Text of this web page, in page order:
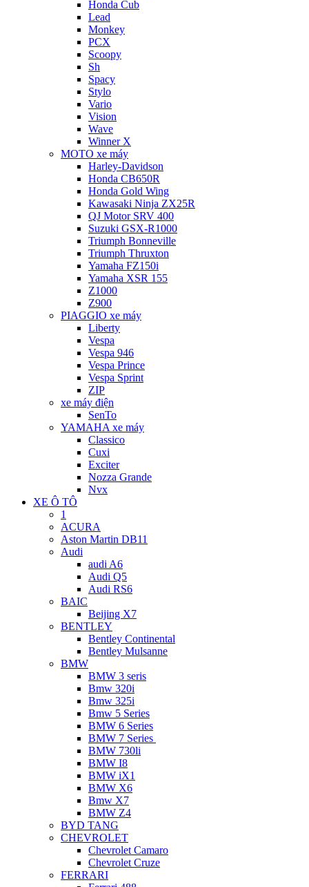
Honda Cub
Lead
Monkey
PCX
Scoopy
Sh
Spacy
Stylo
Vario
Vision
Wave
Winner X
MOTO xe máy
Harley-Davidson
Honda CB650R
Honda Gold Wing
Kawasaki Ninja ZX25R
QJ Motor SRV 400
Suzuki GSX-R1000
Triumph Bonneville
Triumph Thruxton
Yamaha FZ150i
Yamaha XSR 155
Z1000
Z900
PIAGGIO xe máy
Liberty
Vespa
Vespa 946
Vespa Prince
Vespa Sprint
ZIP
xe máy điện
SenTo
YAMAHA xe máy
Classico
Cuxi
Exciter
Nozza Grande
Nvx
XE Ô TÔ
1
ACURA
Aston Martin DB11
Audi
audi A6
Audi Q5
Audi RS6
BAIC
Beijing X7
BENTLEY
Bentley Continental
Bentley Mulsanne
BMW
BMW 3 seris
Bmw 320i
Bmw 325i
Bmw 5 Series
BMW 6 Series
BMW 7 Series
BMW 730li
BMW I8
BMW iX1
BMW X6
Bmw X7
BMW Z4
BYD TANG
CHEVROLET
Chevrolet Camaro
Chevrolet Cruze
FERRARI